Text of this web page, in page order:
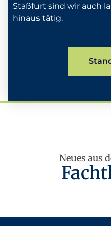
Staßfurt sind wir auch
hinaus tätig.
Neues aus